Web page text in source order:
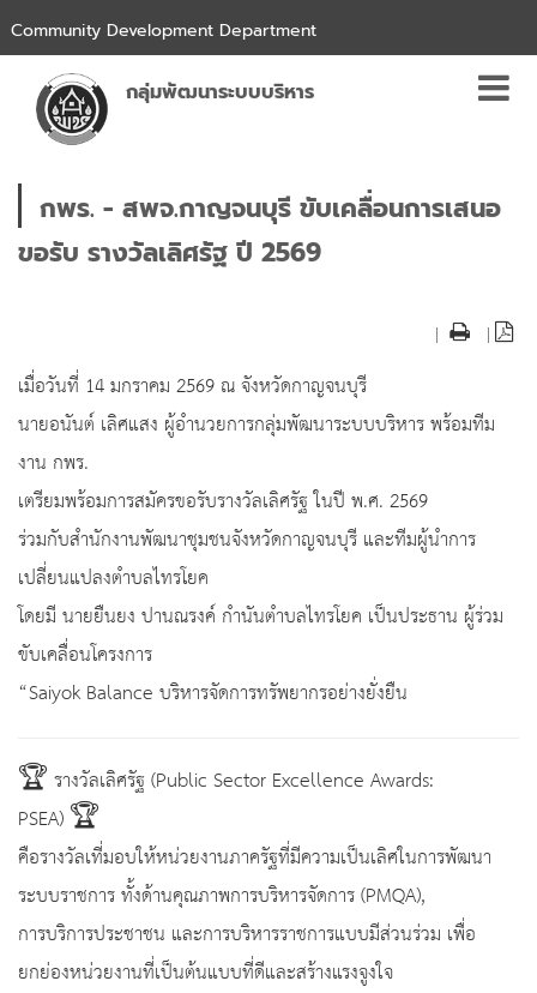
Community Development Department
กลุ่มพัฒนาระบบบริหาร
กพร. - สพจ.กาญจนบุรี ขับเคลื่อนการเสนอ
ขอรับ รางวัลเลิศรัฐ ปี 2569
| |
เมื่อวันที่ 14 มกราคม 2569 ณ จังหวัดกาญจนบุรี
นายอนันต์ เลิศแสง ผู้อำนวยการกลุ่มพัฒนาระบบบริหาร พร้อมทีม
งาน กพร.
เตรียมพร้อมการสมัครขอรับรางวัลเลิศรัฐ ในปี พ.ศ. 2569
ร่วมกับสำนักงานพัฒนาชุมชนจังหวัดกาญจนบุรี และทีมผู้นำการ
เปลี่ยนแปลงตำบลไทรโยค
โดยมี นายยืนยง ปานณรงค์ กำนันตำบลไทรโยค เป็นประธาน ผู้ร่วม
ขับเคลื่อนโครงการ
“Saiyok Balance บริหารจัดการทรัพยากรอย่างยั่งยืน
🏆 รางวัลเลิศรัฐ (Public Sector Excellence Awards:
PSEA) 🏆
คือรางวัลเที่มอบให้หน่วยงานภาครัฐที่มีความเป็นเลิศในการพัฒนา
ระบบราชการ ทั้งด้านคุณภาพการบริหารจัดการ (PMQA),
การบริการประชาชน และการบริหารราชการแบบมีส่วนร่วม เพื่อ
ยกย่องหน่วยงานที่เป็นต้นแบบที่ดีและสร้างแรงจูงใจ